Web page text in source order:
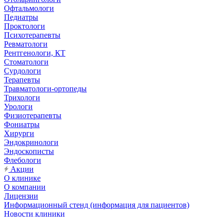
Офтальмологи
Педиатры
Проктологи
Психотерапевты
Ревматологи
Рентгенологи, КТ
Стоматологи
Сурдологи
Терапевты
Травматологи-ортопеды
Трихологи
Урологи
Физиотерапевты
Фониатры
Хирурги
Эндокринологи
Эндоскописты
Флебологи
Акции
О клинике
О компании
Лицензии
Информационный стенд (информация для пациентов)
Новости клиники